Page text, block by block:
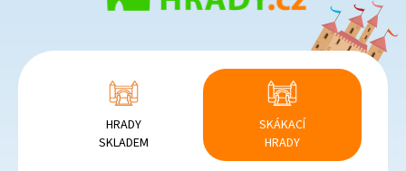
HRADY
SKLADEM
SKÁKACÍ
HRADY